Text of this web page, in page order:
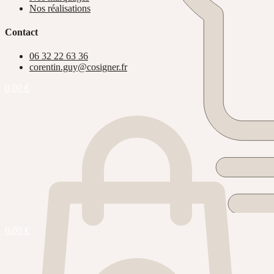
Nos réalisations
Contact
06 32 22 63 36
corentin.guy@cosigner.fr